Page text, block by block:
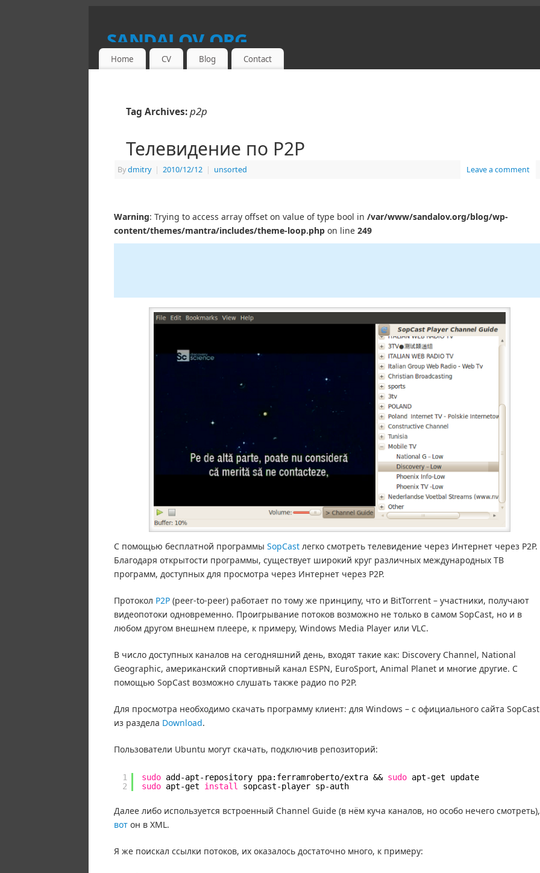
sandalov.org
THIS SITE IS A PORTAL TO DMITRY SANDALOV AND PROVIDES INFORMATION ON HIS WORK
Home CV Blog Contact
Tag Archives:p2p
Телевидение по P2P
Bydmitry | 2010/12/12 | unsorted Leave a comment
Warning: Trying to access array offset on value of type bool in /var/www/sandalov.org/blog/wp-
content/themes/mantra/includes/theme-loop.php on line 249
С помощью бесплатной программы SopCast легко смотреть телевидение через Интернет через P2P.
Благодаря открытости программы, существует широкий круг различных международных ТВ
программ, доступных для просмотра через Интернет через P2P.
Протокол P2P (peer-to-peer) работает по тому же принципу, что и BitTorrent – участники, получают
видеопотоки одновременно. Проигрывание потоков возможно не только в самом SopCast, но и в
любом другом внешнем плеере, к примеру, Windows Media Player или VLC.
В число доступных каналов на сегодняшний день, входят такие как: Discovery Channel, National
Geographic, американский спортивный канал ESPN, EuroSport, Animal Planet и многие другие. С
помощью SopCast возможно слушать также радио по P2P.
Для просмотра необходимо скачать программу клиент: для Windows – с официального сайта SopCast
из раздела Download.
Пользователи Ubuntu могут скачать, подключив репозиторий:
1
2
sudo add-apt-repository ppa:ferramroberto/extra && sudo apt-get update
sudo apt-get install sopcast-player sp-auth
Далее либо используется встроенный Channel Guide (в нём куча каналов, но особо нечего смотреть),
вот он в XML.
Я же поискал ссылки потоков, их оказалось достаточно много, к примеру: